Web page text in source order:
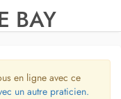
BAY
en ligne avec ce
un autre praticien.